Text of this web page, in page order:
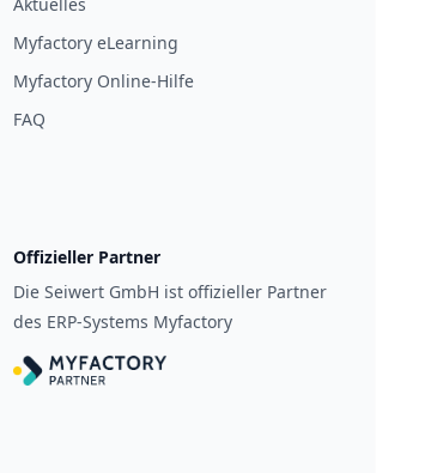
Myfactory eLearning
Myfactory Online-Hilfe
FAQ
Offizieller Partner
Die Seiwert GmbH ist offizieller Partner
des ERP-Systems Myfactory